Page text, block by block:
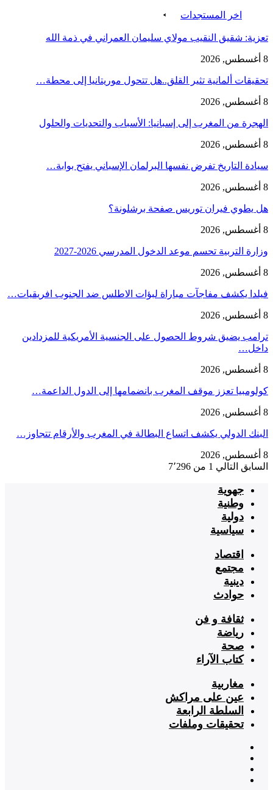
اخر المستجدات
تعزية: شقيق النقيب مولاي سليمان العمراني في ذمة الله
8 أغسطس, 2026
تحقيقات ألمانية تثير القلق..هل تتحول موريتانيا إلى محطة…
8 أغسطس, 2026
الهجرة من المغرب إلى إسبانيا: الأسباب والتحديات والحلول
8 أغسطس, 2026
سيادة التاريخ تفرض نفسها البرلمان الإسباني يفتح بوابة…
8 أغسطس, 2026
هل يطوي فيران توريس صفحة برشلونة؟
8 أغسطس, 2026
وزارة التربية تحسم موعد الدخول المدرسي 2026-2027
8 أغسطس, 2026
فيلدا يكشف مفاجآت مباراة لبؤات الاطلس ضد الجنوب افريقيات…
8 أغسطس, 2026
ترامب يضيق شروط الحصول على الجنسية الأمريكية للمزدادين
داخل…
8 أغسطس, 2026
كولومبيا تعزز موقف المغرب بانضمامها إلى الدول الداعمة…
8 أغسطس, 2026
البنك الدولي يكشف اتساع البطالة في المغرب والأرقام تتجاوز…
8 أغسطس, 2026
السابق التالي 1 من 7٬296
جهوية
وطنية
دولية
سياسية
اقتصاد
مجتمع
دينية
حوادث
ثقافة و فن
رياضة
صحة
كتاب الآراء
مغاربية
عين على مراكش
السلطة الرابعة
تحقيقات وملفات